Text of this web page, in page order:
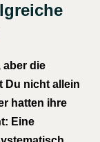
aber die
Du nicht allein
hatten ihre
Eine